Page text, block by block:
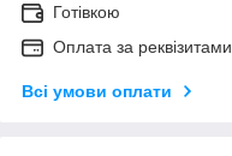
Готівкою
Оплата за реквізитами
Всі умови оплати